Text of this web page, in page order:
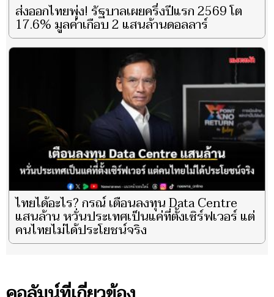
ส่งออกไทยพุ่ง! รัฐบาลเผยครึ่งปีแรก 2569 โต
17.6% มูลค่าเกือบ 2 แสนล้านดอลลาร์
ไทยได้อะไร? กรณ์ เตือนลงทุน Data Centre
แสนล้าน หวั่นประเทศเป็นแค่ที่ตั้งเซิร์ฟเวอร์ แต่
คนไทยไม่ได้ประโยชน์จริง